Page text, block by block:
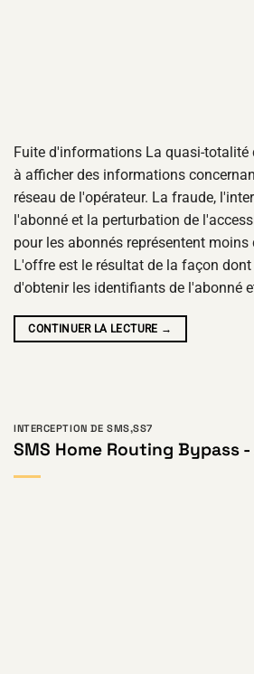
Fuite d'informations La quasi-totalité
à afficher des informations
réseau de l'opérateur. La fraude,
l'abonné et la perturbation de
pour les abonnés représentent moins
L'offre est le résultat de la façon
d'obtenir les identifiants de l'abonné
CONTINUER LA LECTURE →
INTERCEPTION DE SMS,SS7
SMS Home Routing Bypass